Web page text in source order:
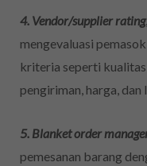
4. Vendor/supplier rating
mengevaluasi
kriteria seperti
pengiriman, harga, dan
5. Blanket order
pemesanan barang